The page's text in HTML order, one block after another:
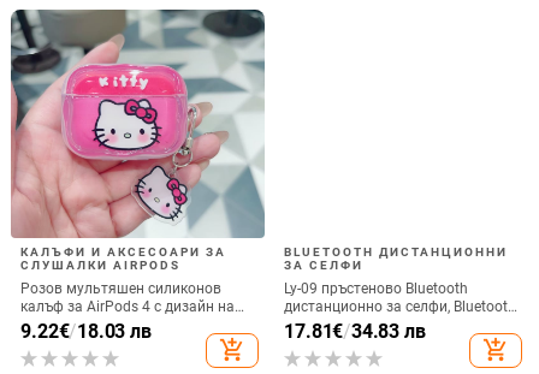
КАЛЪФИ И АКСЕСОАРИ ЗА
СЛУШАЛКИ AIRPODS
Розов мультяшен силиконов
калъф за AirPods 4 с дизайн на
котка
9.22€/18.03 лв
add_shopping_cart
BLUETOOTH ДИСТАНЦИОННИ
ЗА СЕЛФИ
Ly-09 пръстеново Bluetooth
дистанционно за селфи, Bluetooth
5.3, ABS материал, тегло 10
17.81€/34.83 лв
add_shopping_cart